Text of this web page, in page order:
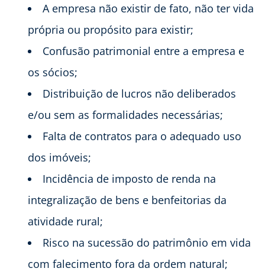
A empresa não existir de fato, não ter vida
própria ou propósito para existir;
Confusão patrimonial entre a empresa e
os sócios;
Distribuição de lucros não deliberados
e/ou sem as formalidades necessárias;
Falta de contratos para o adequado uso
dos imóveis;
Incidência de imposto de renda na
integralização de bens e benfeitorias da
atividade rural;
Risco na sucessão do patrimônio em vida
com falecimento fora da ordem natural;